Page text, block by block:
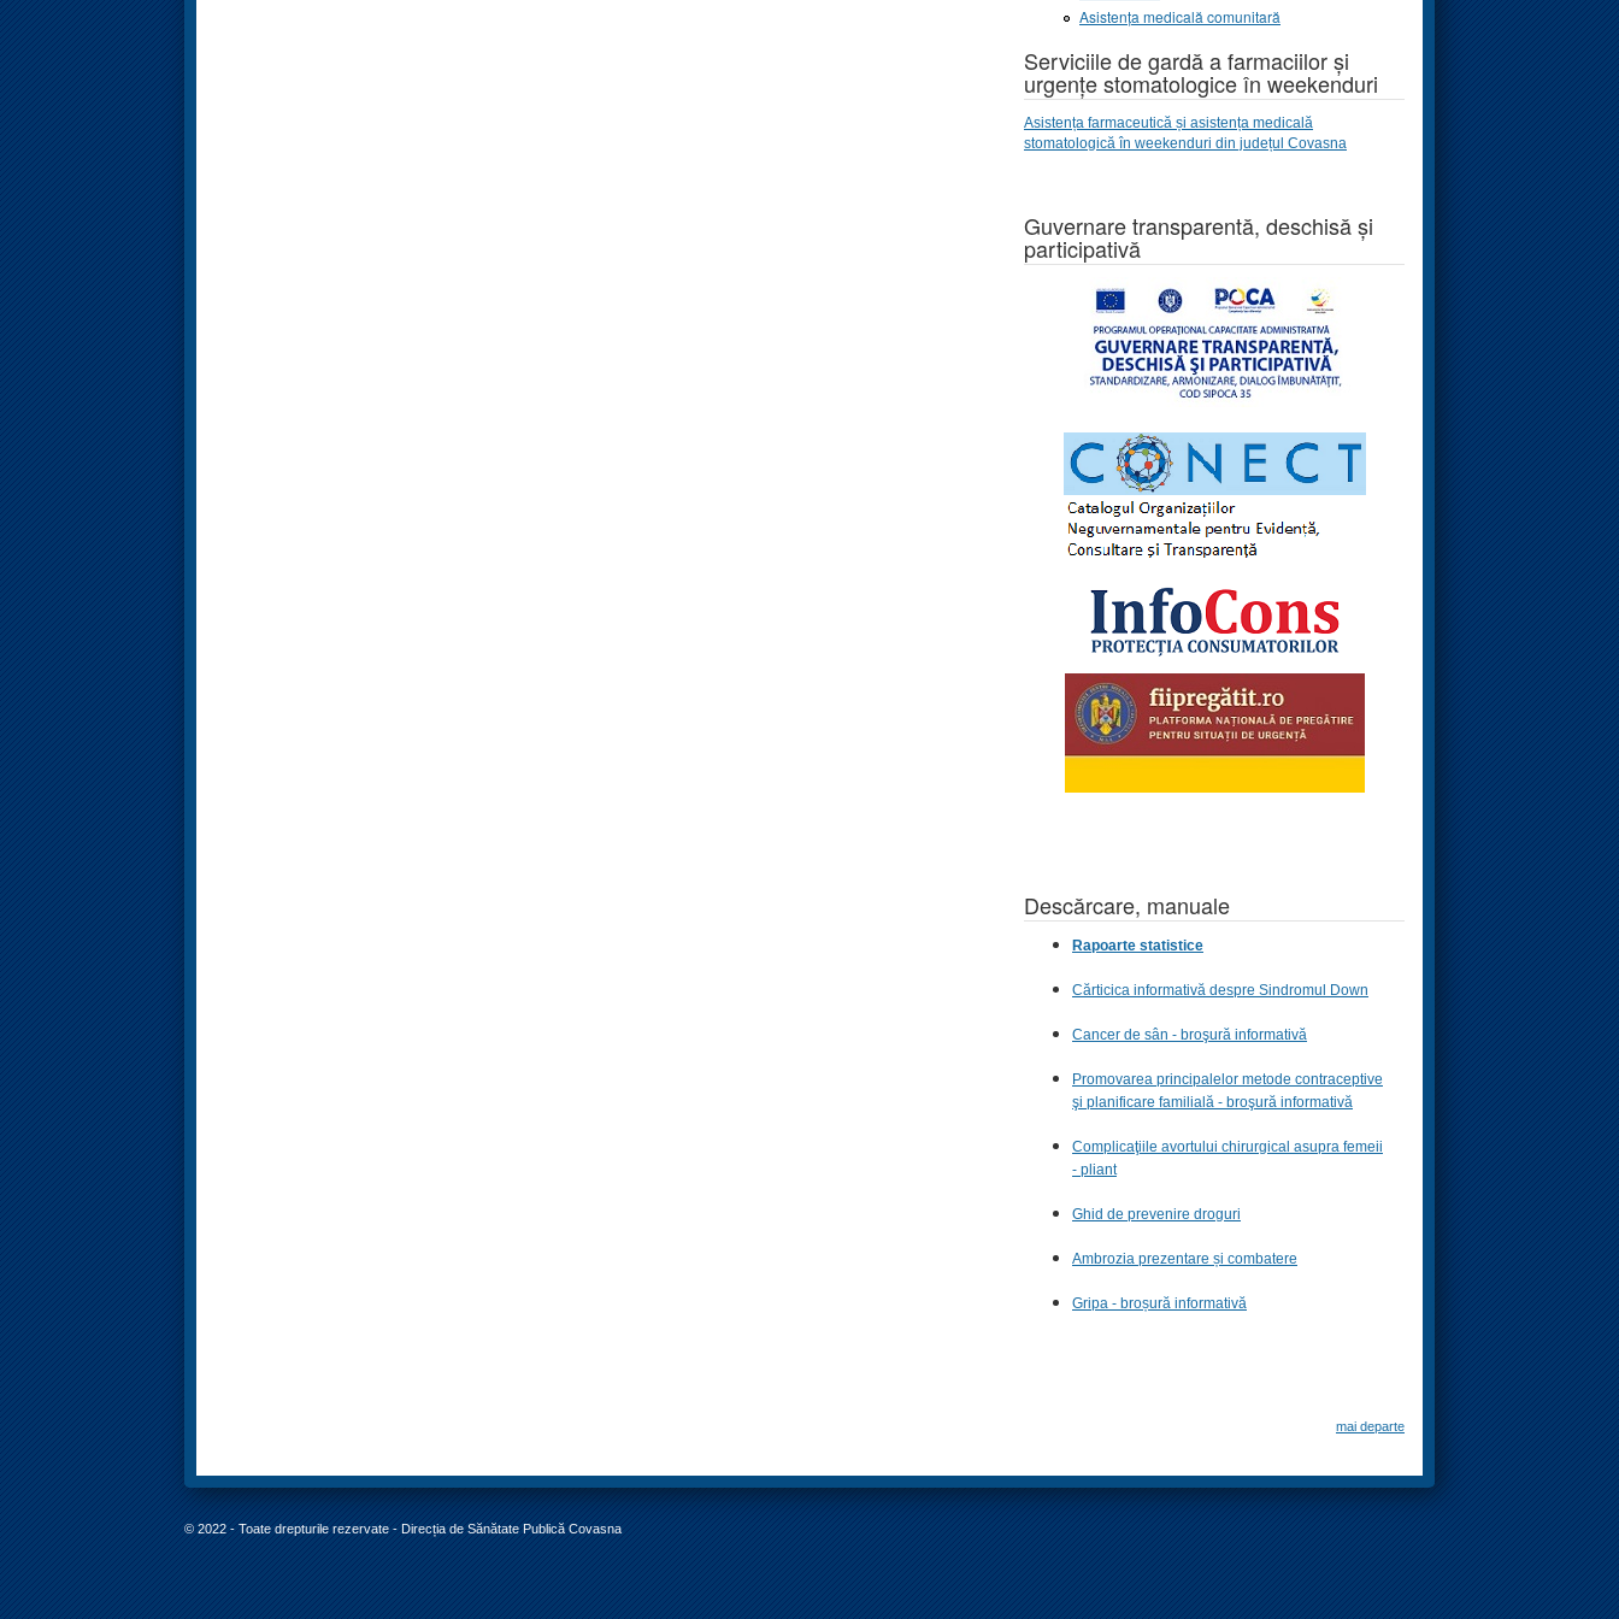
Asistența medicală comunitară
Serviciile de gardă a farmaciilor și
urgențe stomatologice în weekenduri
Asistența farmaceutică și asistența medicală
stomatologică în weekenduri din județul Covasna
Guvernare transparentă, deschisă și
participativă
Descărcare, manuale
Rapoarte statistice
Cărticica informativă despre Sindromul Down
Cancer de sân - broşură informativă
Promovarea principalelor metode contraceptive
şi planificare familială - broşură informativă
Complicaţiile avortului chirurgical asupra femeii
- pliant
Ghid de prevenire droguri
Ambrozia prezentare și combatere
Gripa - broșură informativă
mai departe
© 2022 - Toate drepturile rezervate - Direcția de Sănătate Publică Covasna